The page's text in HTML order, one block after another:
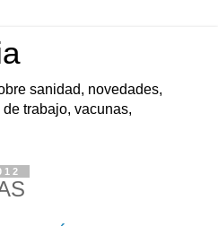
sanidad, novedades,
trabajo, vacunas,